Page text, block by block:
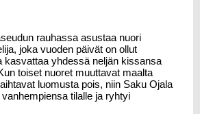
rauhassa asustaa nuori
joka vuoden päivät on ollut
kasvattaa yhdessä neljän kissansa
toiset nuoret muuttavat maalta
luomusta pois, niin Saku Ojala
tilalle ja ryhtyi